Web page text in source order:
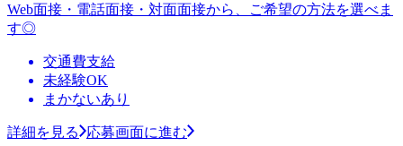
Web面接・電話面接・対面面接から、ご希望の方法を選べま
す◎
交通費支給
未経験OK
まかないあり
詳細を見る 応募画面に進む